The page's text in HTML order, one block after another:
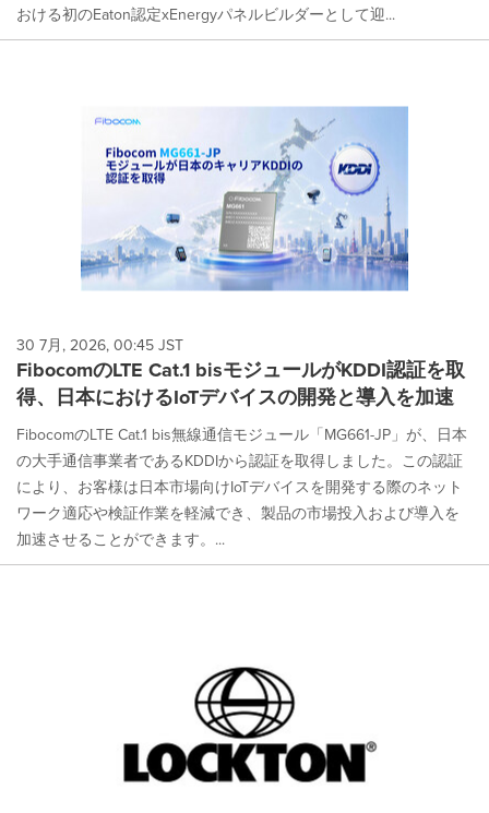
おける初のEaton認定xEnergyパネルビルダーとして迎...
30 7月, 2026, 00:45 JST
FibocomのLTE Cat.1 bisモジュールがKDDI認証を取
得、日本におけるIoTデバイスの開発と導入を加速
FibocomのLTE Cat.1 bis無線通信モジュール「MG661-JP」が、日本
の大手通信事業者であるKDDIから認証を取得しました。この認証
により、お客様は日本市場向けIoTデバイスを開発する際のネット
ワーク適応や検証作業を軽減でき、製品の市場投入および導入を
加速させることができます。...